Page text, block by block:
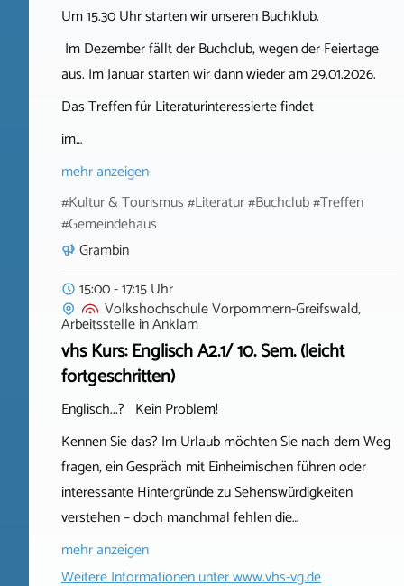
Um 15.30 Uhr starten wir unseren Buchklub.
Im Dezember fällt der Buchclub, wegen der Feiertage
aus. Im Januar starten wir dann wieder am 29.01.2026.
Das Treffen für Literaturinteressierte findet
im…
mehr anzeigen
#Kultur & Tourismus #Literatur #Buchclub #Treffen
#Gemeindehaus
Grambin
15:00 - 17:15 Uhr
Volkshochschule Vorpommern-Greifswald,
ArbeitsstelleinAnklam
vhs Kurs: Englisch A2.1/ 10. Sem. (leicht
fortgeschritten)
Englisch...? Kein Problem!
Kennen Sie das? Im Urlaub möchten Sie nach dem Weg
fragen, ein Gespräch mit Einheimischen führen oder
interessante Hintergründe zu Sehenswürdigkeiten
verstehen – doch manchmal fehlen die…
mehr anzeigen
Weitere Informationen unterwww.vhs-vg.de